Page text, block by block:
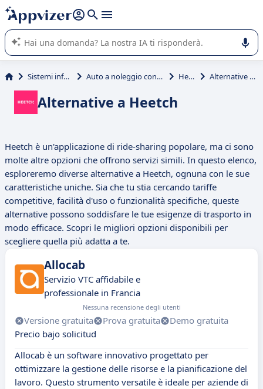
righe con
shift + enter
L'IA di Appvizer vi guida nell'utilizzo o nella scelta di un
software SaaS per la vostra azienda.
Sistemi informativi Auto a noleggio con conducente Heetch Alternative a Heetch
Alternative a Heetch
Heetch è un'applicazione di ride-sharing popolare, ma ci sono
molte altre opzioni che offrono servizi simili. In questo elenco,
esploreremo diverse alternative a Heetch, ognuna con le sue
caratteristiche uniche. Sia che tu stia cercando tariffe
competitive, facilità d'uso o funzionalità specifiche, queste
alternative possono soddisfare le tue esigenze di trasporto in
modo efficace. Scopri le migliori opzioni disponibili per
scegliere quella più adatta a te.
Allocab
Servizio VTC affidabile e
professionale in Francia
Nessuna recensione degli utenti
Versione gratuita Prova gratuita
Demo gratuita
Precio bajo solicitud
Allocab è un software innovativo progettato per
ottimizzare la gestione delle risorse e la pianificazione del
lavoro. Questo strumento versatile è ideale per aziende di